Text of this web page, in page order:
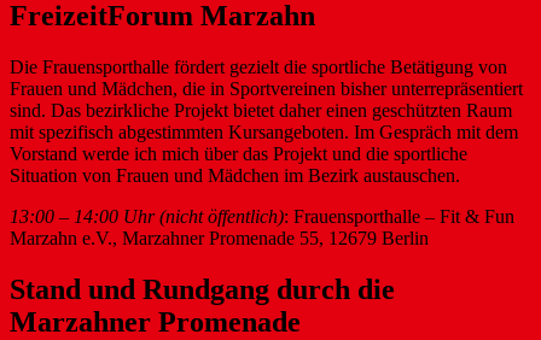
FreizeitForum Marzahn
Die Frauensporthalle fördert gezielt die sportliche Betätigung von
Frauen und Mädchen, die in Sportvereinen bisher unterrepräsentiert
sind. Das bezirkliche Projekt bietet daher einen geschützten Raum
mit spezifisch abgestimmten Kursangeboten. Im Gespräch mit dem
Vorstand werde ich mich über das Projekt und die sportliche
Situation von Frauen und Mädchen im Bezirk austauschen.
13:00 – 14:00 Uhr (nicht öffentlich): Frauensporthalle – Fit & Fun
Marzahn e.V., Marzahner Promenade 55, 12679 Berlin
Stand und Rundgang durch die
Marzahner Promenade